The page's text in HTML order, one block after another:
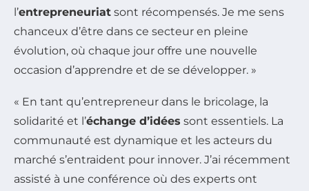
l’entrepreneuriat sont récompensés. Je me sens
chanceux d’être dans ce secteur en pleine
évolution, où chaque jour offre une nouvelle
occasion d’apprendre et de se développer. »
« En tant qu’entrepreneur dans le bricolage, la
solidarité et l’échange d’idées sont essentiels. La
communauté est dynamique et les acteurs du
marché s’entraident pour innover. J’ai récemment
assisté à une conférence où des experts ont